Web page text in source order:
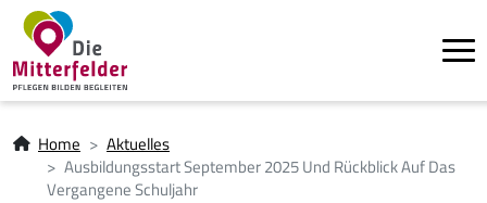
Direkt zum Inhalt
Pfadnavigation
Home
Aktuelles
Ausbildungsstart September 2025 Und Rückblick Auf Das
Vergangene Schuljahr